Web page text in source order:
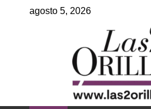
agosto 5, 2026